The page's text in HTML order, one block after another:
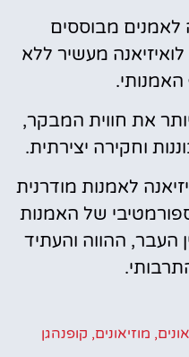
לאמנים מבוססים
מעשיר ללא
את חווית המבקר,
וחקירה יצירתית.
לאמנות מודרנית
של האמנות
ההווה והעתיד
, מוזיאונים, קופנהגן